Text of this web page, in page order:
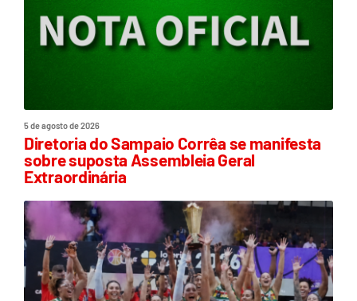
5 de agosto de 2026
Diretoria do Sampaio Corrêa se manifesta
sobre suposta Assembleia Geral
Extraordinária